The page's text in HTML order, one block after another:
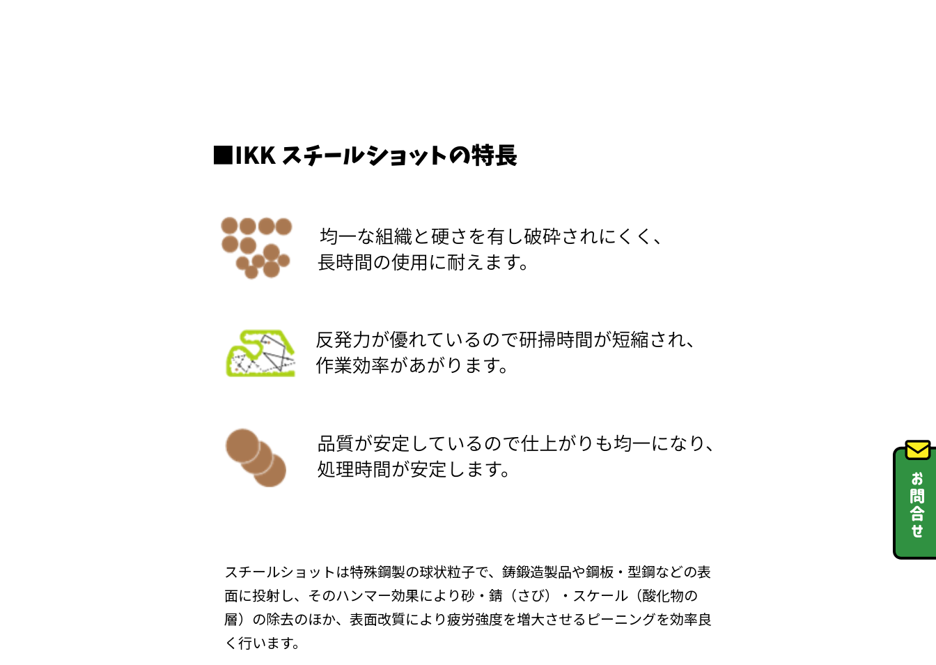
スチールショットは特殊鋼製の球状粒子で、鋳鍛造製品や鋼板・型鋼などの表
面に投射し、そのハンマー効果により砂・錆（さび）・スケール（酸化物の
層）の除去のほか、表面改質により疲労強度を増大させるピーニングを効率良
く行います。